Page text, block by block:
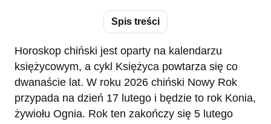
Spis treści
Horoskop chiński jest oparty na kalendarzu
księżycowym, a cykl Księżyca powtarza się co
dwanaście lat. W roku 2026 chiński Nowy Rok
przypada na dzień 17 lutego i będzie to rok Konia,
żywiołu Ognia. Rok ten zakończy się 5 lutego